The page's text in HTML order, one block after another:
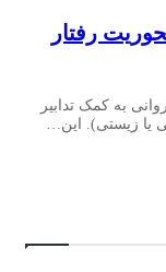
رفتار
به کمک تدابیر
یا زیستی). این…